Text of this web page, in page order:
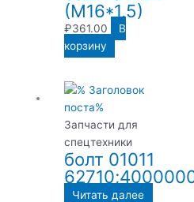
(М16*1,5)
₽361.00
В
корзину
Запчасти для
спецтехники
болт 01011
Читать далее